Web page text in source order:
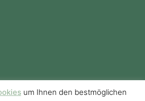
um Ihnen den bestmöglichen